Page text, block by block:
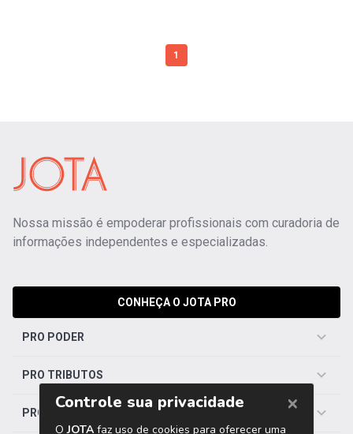
1
Nossa missão é empoderar profissionais com curadoria de
informações independentes e especializadas.
CONHEÇA O JOTA PRO
PRO PODER
PRO TRIBUTOS
PRO TRABALHISTA